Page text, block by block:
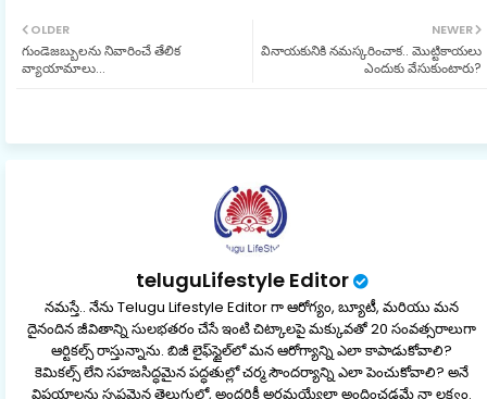
ats
NEWER
వినాయకునికి నమస్కరించాక.. మొట్టికాయలు
ఎందుకు వేసుకుంటారు?
OLDER
గుండెజబ్బులను నివారించే తేలిక
వ్యాయామాలు...
teluguLifestyle Editor
నమస్తే.. నేను Telugu Lifestyle Editor గా ఆరోగ్యం, బ్యూటీ, మరియు మన
దైనందిన జీవితాన్ని సులభతరం చేసే ఇంటి చిట్కాలపై మక్కువతో 20 సంవత్సరాలుగా
ఆర్టికల్స్ రాస్తున్నాను. బిజీ లైఫ్‌స్టైల్‌లో మన ఆరోగ్యాన్ని ఎలా కాపాడుకోవాలి?
కెమికల్స్ లేని సహజసిద్ధమైన పద్ధతుల్లో చర్మ సౌందర్యాన్ని ఎలా పెంచుకోవాలి? అనే
విషయాలను స్పష్టమైన తెలుగులో, అందరికీ అర్థమయ్యేలా అందించడమే నా లక్ష్యం.